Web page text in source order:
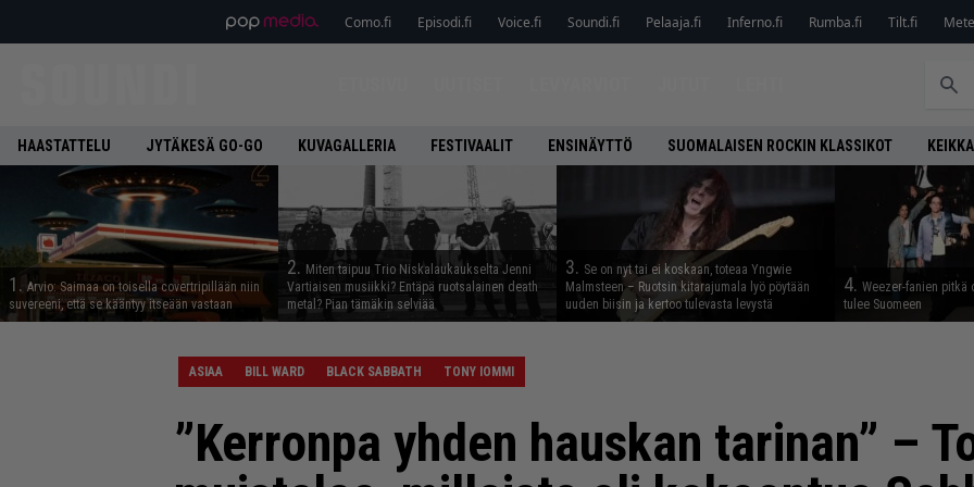
Como.fi Episodi.fi Voice.fi Soundi.fi Pelaaja.fi Inferno.fi Rumba.fi Tilt.fi
HAASTATTELU JYTÄKESÄ GO-GO KUVAGALLERIA FESTIVAALIT ENSINÄYTTÖ SUOMALAISEN ROCKIN KLASSIKOT KEIKKA
1. Arvio: Saimaa on toisella covertripillään niin
suvereeni, että se kääntyy itseään vastaan
2. Miten taipuu Trio Niskalaukaukselta Jenni
Vartiaisen musiikki? Entäpä ruotsalainen death
metal? Pian tämäkin selviää
3. Se on nyt tai ei koskaan, toteaa Yngwie
Malmsteen – Ruotsin kitarajumala lyö pöytään
uuden biisin ja kertoo tulevasta levystä
4. Weezer-fanien pitkä
tulee Suomeen
ASIAA BILL WARD BLACK SABBATH TONY IOMMI
”Kerronpa yhden hauskan tarinan” –